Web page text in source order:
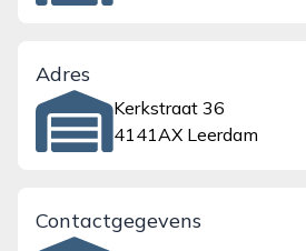
Adres
Kerkstraat 36
4141AX Leerdam
Contactgegevens